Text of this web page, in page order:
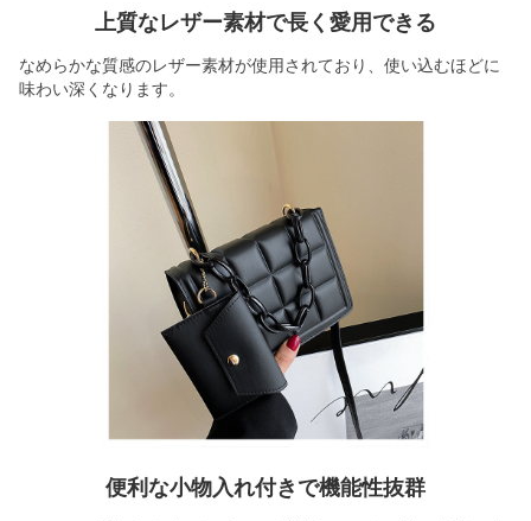
上質なレザー素材で長く愛用できる
なめらかな質感のレザー素材が使用されており、使い込むほどに
味わい深くなります。
便利な小物入れ付きで機能性抜群